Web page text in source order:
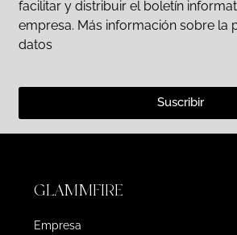
facilitar y distribuir el boletín
empresa. Más información sobre la
datos
Suscribir
GLAMMFIRE
Empresa